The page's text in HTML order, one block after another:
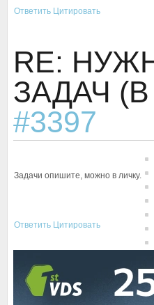
Ответить Цитировать
RE:
ЗАДАЧ
#3397
Задачи опишите, можно в личку.
Ответить Цитировать